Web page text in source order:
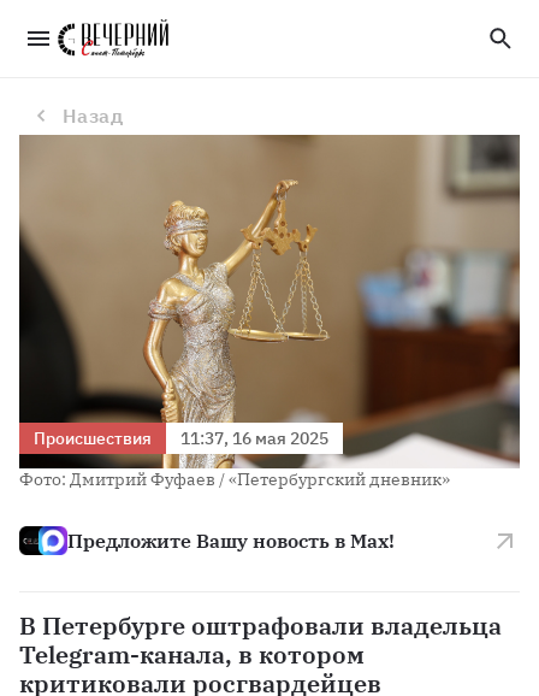
В Петербурге оштрафовали владельца Telegram-канала, в котором критиковали росгвардейцев
Назад
Происшествия
11:37, 16 мая 2025
Фото: Дмитрий Фуфаев / «Петербургский дневник»
Предложите Вашу новость в Max!
В Петербурге оштрафовали владельца
Telegram-канала, в котором
критиковали росгвардейцев